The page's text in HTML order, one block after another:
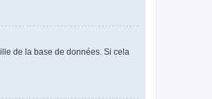
de la base de données. Si cela